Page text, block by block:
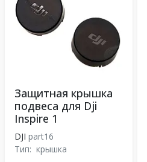
Защитная крышка
подвеса для Dji
Inspire 1
DJI part16
Тип: крышка